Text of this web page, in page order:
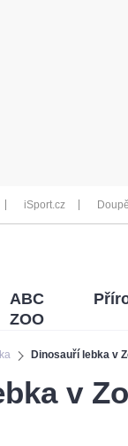
iSport.cz
Dinosauří lebka v
ABC
ZOO
v